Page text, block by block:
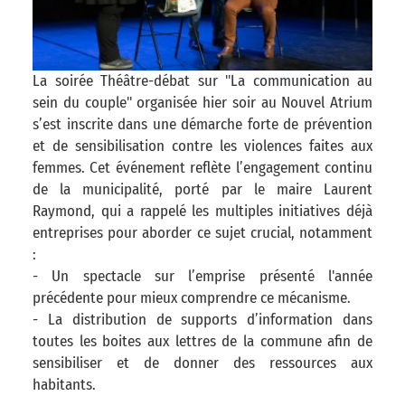
La soirée Théâtre-débat sur "La communication au
sein du couple" organisée hier soir au Nouvel Atrium
s’est inscrite dans une démarche forte de prévention
et de sensibilisation contre les violences faites aux
femmes. Cet événement reflète l’engagement continu
de la municipalité, porté par le maire Laurent
Raymond, qui a rappelé les multiples initiatives déjà
entreprises pour aborder ce sujet crucial, notamment
:
- Un spectacle sur l’emprise présenté l'année
précédente pour mieux comprendre ce mécanisme.
- La distribution de supports d’information dans
toutes les boites aux lettres de la commune afin de
sensibiliser et de donner des ressources aux
habitants.